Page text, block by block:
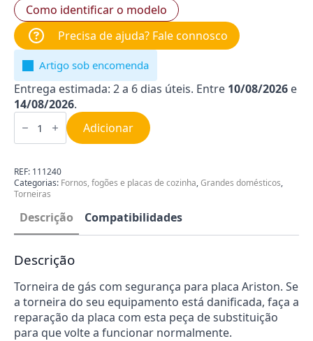
Como identificar o modelo
Precisa de ajuda? Fale connosco
Artigo sob encomenda
Entrega estimada: 2 a 6 dias úteis. Entre 10/08/2026 e
14/08/2026.
Quantidade
de
de
para
Placa
de
Cozinha
C00111240
Adicionar
REF: 111240
Categorias: Fornos, fogões e placas de cozinha,Grandes domésticos,
Torneiras
Descrição Compatibilidades
Descrição
Torneira de gás com segurança para placa Ariston. Se
a torneira do seu equipamento está danificada, faça a
reparação da placa com esta peça de substituição
para que volte a funcionar normalmente.